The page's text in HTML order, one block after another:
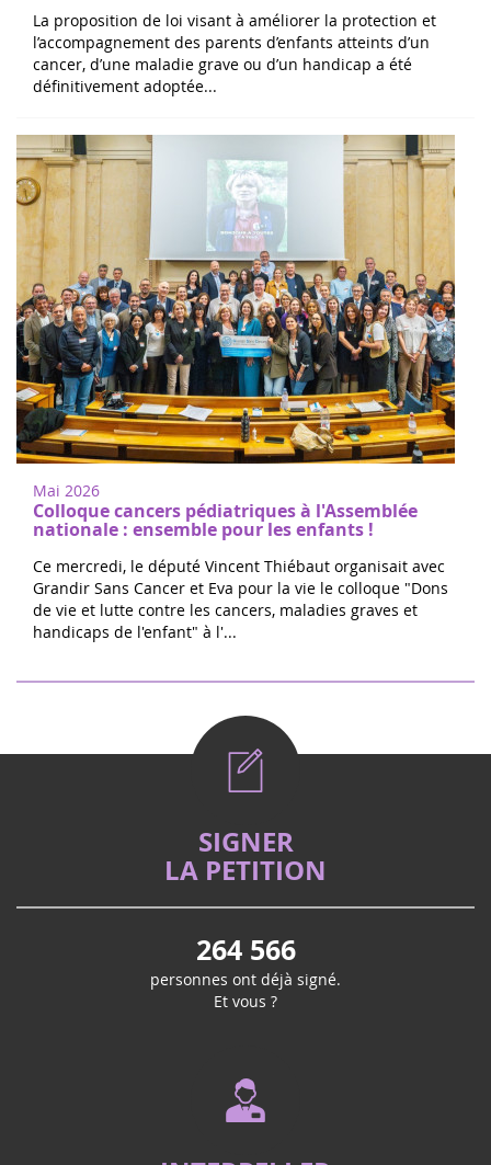
La proposition de loi visant à améliorer la protection et
l’accompagnement des parents d’enfants atteints d’un
cancer, d’une maladie grave ou d’un handicap a été
définitivement adoptée...
Mai 2026
Colloque cancers pédiatriques à l'Assemblée
nationale : ensemble pour les enfants !
Ce mercredi, le député Vincent Thiébaut organisait avec
Grandir Sans Cancer et Eva pour la vie le colloque "Dons
de vie et lutte contre les cancers, maladies graves et
handicaps de l'enfant" à l'...
SIGNER
LA PETITION
264 566
personnes ont déjà signé.
Et vous ?